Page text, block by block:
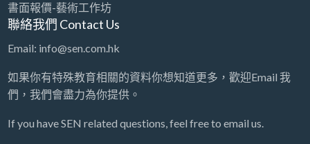
書面報價-藝術工作坊
聯絡我們 Contact Us
Email: info@sen.com.hk
如果你有特殊教育相關的資料你想知道更多，歡迎Email 我
們，我們會盡力為你提供。
If you have SEN related questions, feel free to email us.